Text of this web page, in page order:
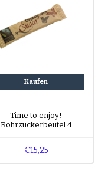
Kaufen
Time to enjoy!
Rohrzuckerbeutel 4
€15,25